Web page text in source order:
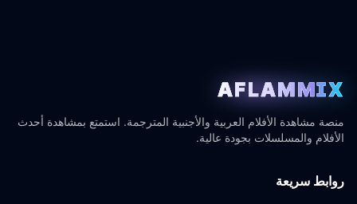
AFLAMMIX
منصة مشاهدة الأفلام العربية والأجنبية المترجمة. استمتع بمشاهدة أحدث
الأفلام والمسلسلات بجودة عالية.
روابط سريعة